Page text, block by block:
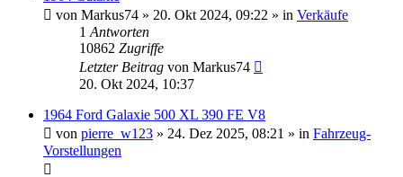
von Markus74 » 20. Okt 2024, 09:22 » in Verkäufe
1 Antworten
10862 Zugriffe
Letzter Beitrag von Markus74
20. Okt 2024, 10:37
1964 Ford Galaxie 500 XL 390 FE V8
von pierre_w123 » 24. Dez 2025, 08:21 » in Fahrzeug-
Vorstellungen